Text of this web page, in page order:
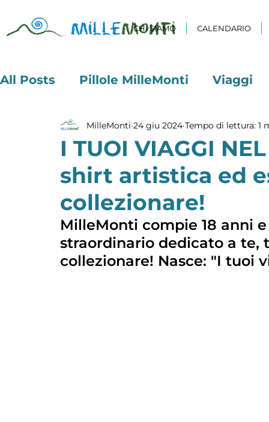
CHI SIAMO CALENDARIO
All Posts Pillole MilleMonti Viaggi
I TUOI VIAGGI
shirt artistica ed
collezionare!
MilleMonti 24 giu 2024 Tempo di lettura: 1
MilleMonti compie 18 anni
straordinario dedicato a te,
collezionare! Nasce: "I tuoi